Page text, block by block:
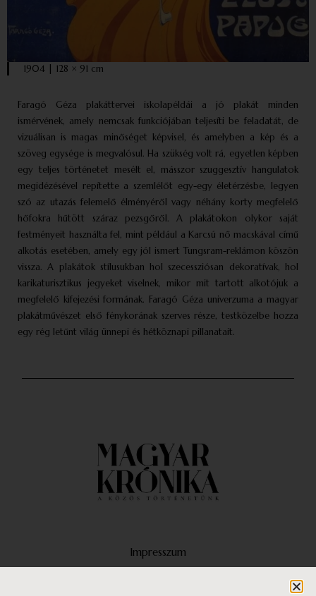
1904 | 128 × 91 cm
Faragó Géza plakáttervei iskolapéldái a jó plakát minden
ismérvének, amely nemcsak funkciójában teljesíti be feladatát, de
vizuálisan is magas minőséget képvisel, és amelyben a kép és a
szöveg egysége is megvalósul. Ha szükség volt rá, egyetlen képben
egy teljes történetet mesélt el, másszor szuggesztív hangulatok
megidézésével repítette a szemlélőt egy-egy életérzésbe, legyen
szó az utazás felemelő élményéről vagy néhány korty megfelelő
hőfokra hűtött száraz pezsgőről. A plakátokon olykor saját
festményeit használta fel, mint például a Karcsú nő macskával című
alkotás esetében, amely egy jól ismert Tungsram-reklámon köszön
vissza. A plakátok stílusukban hol szecessziósan dekoratívak, hol
karikaturisztikus jegyeket viselnek, mikor mit tartott alkotójuk a
megfelelő kifejezési formának. Faragó Géza univerzuma a magyar
plakátművészet első fénykorának szerves része, testközelbe hozza
egy rég letűnt világ ünnepi és hétköznapi pillanatait.
Impresszum